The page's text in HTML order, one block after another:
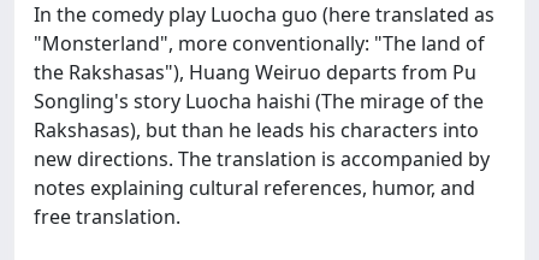
In the comedy play Luocha guo (here translated as
"Monsterland", more conventionally: "The land of
the Rakshasas"), Huang Weiruo departs from Pu
Songling's story Luocha haishi (The mirage of the
Rakshasas), but than he leads his characters into
new directions. The translation is accompanied by
notes explaining cultural references, humor, and
free translation.